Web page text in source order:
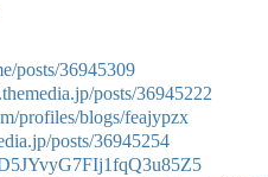
posts/36945309
posts/36945222
profiles/blogs/feajypzx
posts/36945254